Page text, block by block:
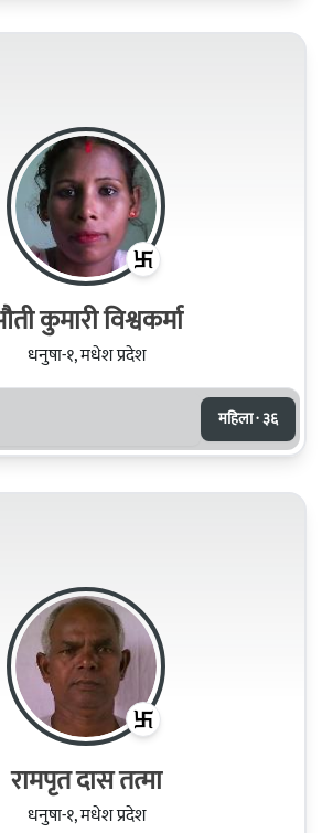
कुमारी विश्वकर्मा
धनुषा-१, मधेश प्रदेश
महिला · ३६
रामपृत दास तत्मा
धनुषा-१, मधेश प्रदेश